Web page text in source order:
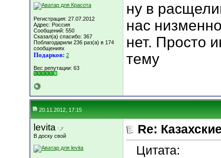
Регистрация: 27.07.2012
Адрес: Россия
Сообщений: 550
Сказал(а) спасибо: 367
Поблагодарили 236 раз(а) в 174
сообщениях
Подарков: 2
Вес репутации: 63
ну в
нас
нет. Просто
тему
20.11.2012, 17:15
levita
В доску свой
Re:
Цитата: